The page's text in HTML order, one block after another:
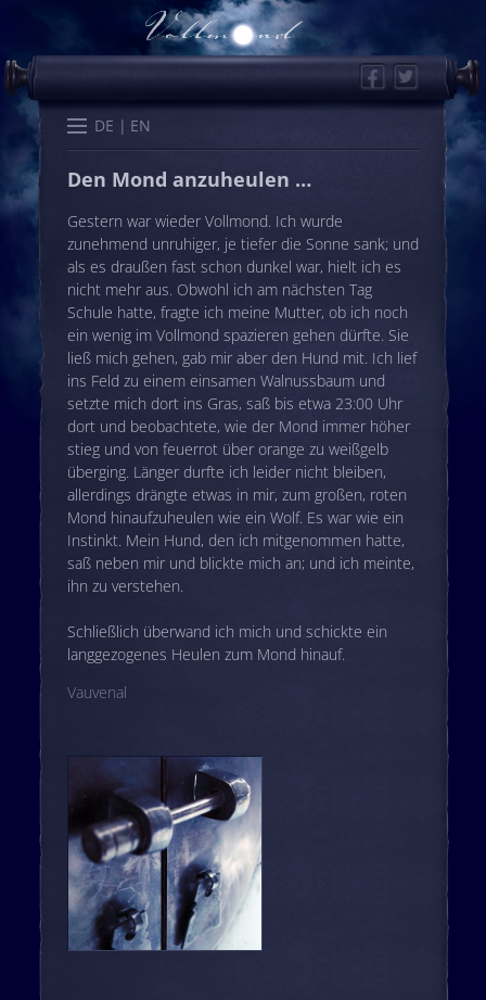
FacebookTwitter
DE EN
Start Kalender Karten
Den Mond anzuheulen …
Gestern war wieder Vollmond. Ich wurde
zunehmend unruhiger, je tiefer die Sonne sank; und
als es draußen fast schon dunkel war, hielt ich es
nicht mehr aus. Obwohl ich am nächsten Tag
Schule hatte, fragte ich meine Mutter, ob ich noch
ein wenig im Vollmond spazieren gehen dürfte. Sie
ließ mich gehen, gab mir aber den Hund mit. Ich lief
ins Feld zu einem einsamen Walnussbaum und
setzte mich dort ins Gras, saß bis etwa 23:00 Uhr
dort und beobachtete, wie der Mond immer höher
stieg und von feuerrot über orange zu weißgelb
überging. Länger durfte ich leider nicht bleiben,
allerdings drängte etwas in mir, zum großen, roten
Mond hinaufzuheulen wie ein Wolf. Es war wie ein
Instinkt. Mein Hund, den ich mitgenommen hatte,
saß neben mir und blickte mich an; und ich meinte,
ihn zu verstehen.
Schließlich überwand ich mich und schickte ein
langgezogenes Heulen zum Mond hinauf.
Vauvenal